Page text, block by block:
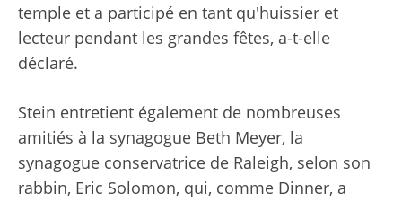
temple et a participé en tant qu'huissier et
lecteur pendant les grandes fêtes, a-t-elle
déclaré.
Stein entretient également de nombreuses
amitiés à la synagogue Beth Meyer, la
synagogue conservatrice de Raleigh, selon son
rabbin, Eric Solomon, qui, comme Dinner, a